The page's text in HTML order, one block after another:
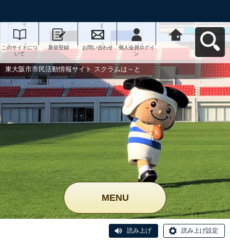
このサイトにつ
いて
新規登録 お問い合わせ
個人会員ログイ
ン
東大阪市市民活
動情報サイト ス
クラムは～とへ
戻る
東大阪市市民活動情報サイト スクラムは～と
MENU
読み上げ 読み上げ設定